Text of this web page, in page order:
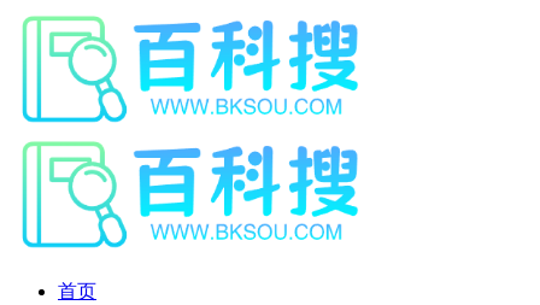
首页